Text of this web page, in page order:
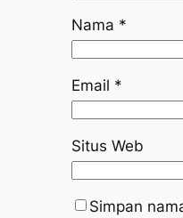
Nama *
Email *
Situs Web
Simpan